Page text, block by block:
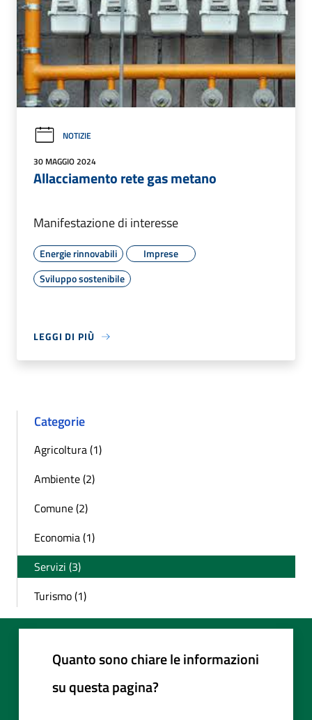
NOTIZIE
30 MAGGIO 2024
Allacciamento rete gas metano
Manifestazione di interesse
Energie rinnovabili
Imprese
Sviluppo sostenibile
LEGGI DI PIÙ
Categorie
Agricoltura (1)
Ambiente (2)
Comune (2)
Economia (1)
Servizi (3)
Turismo (1)
Quanto sono chiare le informazioni
su questa pagina?